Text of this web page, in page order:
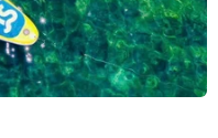
lừa